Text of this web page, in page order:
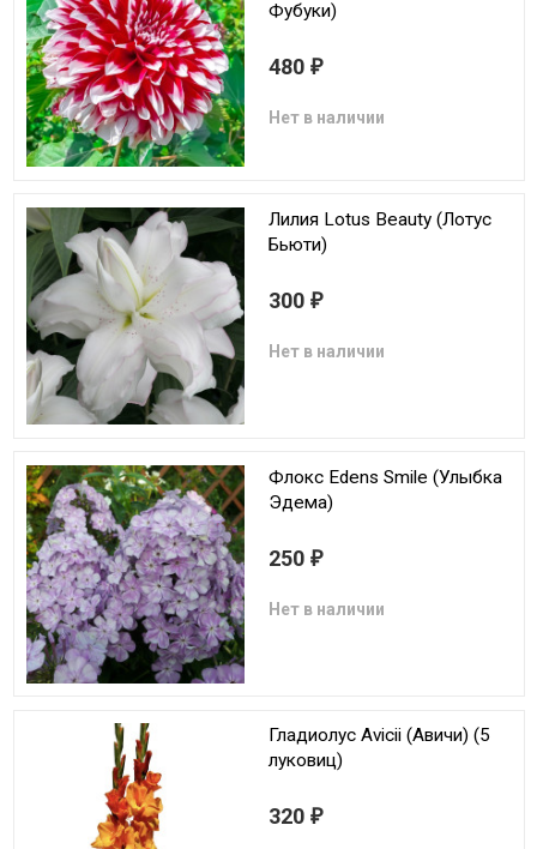
Фубуки)
480 ₽
Нет в наличии
Лилия Lotus Beauty (Лотус
Бьюти)
300 ₽
Нет в наличии
Флокс Edens Smile (Улыбка
Эдема)
250 ₽
Нет в наличии
Гладиолус Avicii (Авичи) (5
луковиц)
320 ₽